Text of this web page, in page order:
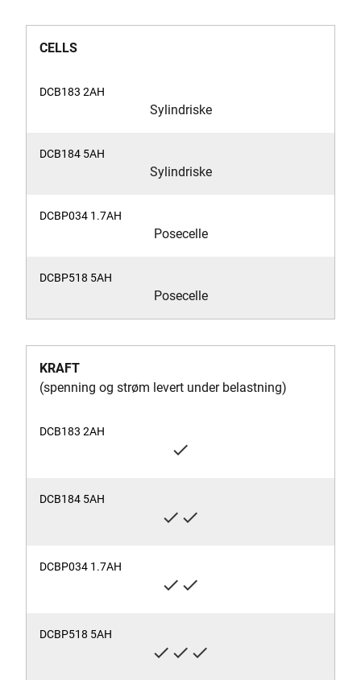
CELLS
Sylindriske
Sylindriske
Posecelle
Posecelle
KRAFT
(spenning og strøm levert under belastning)
check
check check
check check
check check check